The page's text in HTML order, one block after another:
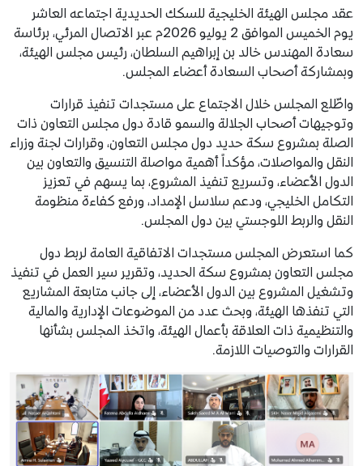
عقد مجلس الهيئة الخليجية للسكك الحديدية اجتماعه العاشر
يوم الخميس الموافق 2 يوليو 2026م عبر الاتصال المرئي، برئاسة
سعادة المهندس خالد بن إبراهيم السلطان، رئيس مجلس الهيئة،
وبمشاركة أصحاب السعادة أعضاء المجلس.
واطّلع المجلس خلال الاجتماع على مستجدات تنفيذ قرارات
وتوجيهات أصحاب الجلالة والسمو قادة دول مجلس التعاون ذات
الصلة بمشروع سكة حديد دول مجلس التعاون، وقرارات لجنة وزراء
النقل والمواصلات، مؤكداً أهمية مواصلة التنسيق والتعاون بين
الدول الأعضاء، وتسريع تنفيذ المشروع، بما يسهم في تعزيز
التكامل الخليجي، ودعم سلاسل الإمداد، ورفع كفاءة منظومة
النقل والربط اللوجستي بين دول المجلس.
كما استعرض المجلس مستجدات الاتفاقية العامة لربط دول
مجلس التعاون بمشروع سكة الحديد، وتقرير سير العمل في تنفيذ
وتشغيل المشروع بين الدول الأعضاء، إلى جانب متابعة المشاريع
التي تنفذها الهيئة، وبحث عدد من الموضوعات الإدارية والمالية
والتنظيمية ذات العلاقة بأعمال الهيئة، واتخذ المجلس بشأنها
القرارات والتوصيات اللازمة.